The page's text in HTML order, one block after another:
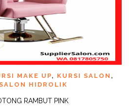
MAKE UP, KURSI SALON ,
HIDROLIK
RAMBUT PINK